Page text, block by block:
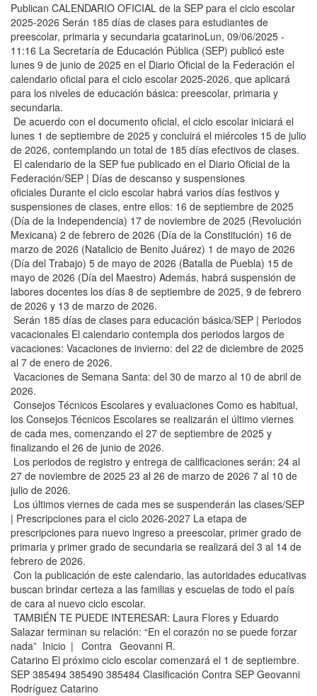
Publican CALENDARIO OFICIAL de la SEP para el ciclo escolar
2025-2026 Serán 185 días de clases para estudiantes de
preescolar, primaria y secundaria gcatarinoLun, 09/06/2025 -
11:16 La Secretaría de Educación Pública (SEP) publicó este
lunes 9 de junio de 2025 en el Diario Oficial de la Federación el
calendario oficial para el ciclo escolar 2025-2026, que aplicará
para los niveles de educación básica: preescolar, primaria y
secundaria.
De acuerdo con el documento oficial, el ciclo escolar iniciará el
lunes 1 de septiembre de 2025 y concluirá el miércoles 15 de julio
de 2026, contemplando un total de 185 días efectivos de clases.
El calendario de la SEP fue publicado en el Diario Oficial de la
Federación/SEP | Días de descanso y suspensiones
oficiales Durante el ciclo escolar habrá varios días festivos y
suspensiones de clases, entre ellos: 16 de septiembre de 2025
(Día de la Independencia) 17 de noviembre de 2025 (Revolución
Mexicana) 2 de febrero de 2026 (Día de la Constitución) 16 de
marzo de 2026 (Natalicio de Benito Juárez) 1 de mayo de 2026
(Día del Trabajo) 5 de mayo de 2026 (Batalla de Puebla) 15 de
mayo de 2026 (Día del Maestro) Además, habrá suspensión de
labores docentes los días 8 de septiembre de 2025, 9 de febrero
de 2026 y 13 de marzo de 2026.
Serán 185 días de clases para educación básica/SEP | Periodos
vacacionales El calendario contempla dos periodos largos de
vacaciones: Vacaciones de invierno: del 22 de diciembre de 2025
al 7 de enero de 2026.
Vacaciones de Semana Santa: del 30 de marzo al 10 de abril de
2026.
Consejos Técnicos Escolares y evaluaciones Como es habitual,
los Consejos Técnicos Escolares se realizarán el último viernes
de cada mes, comenzando el 27 de septiembre de 2025 y
finalizando el 26 de junio de 2026.
Los periodos de registro y entrega de calificaciones serán: 24 al
27 de noviembre de 2025 23 al 26 de marzo de 2026 7 al 10 de
julio de 2026.
Los últimos viernes de cada mes se suspenderán las clases/SEP
| Prescripciones para el ciclo 2026-2027 La etapa de
prescripciones para nuevo ingreso a preescolar, primer grado de
primaria y primer grado de secundaria se realizará del 3 al 14 de
febrero de 2026.
Con la publicación de este calendario, las autoridades educativas
buscan brindar certeza a las familias y escuelas de todo el país
de cara al nuevo ciclo escolar.
TAMBIÉN TE PUEDE INTERESAR: Laura Flores y Eduardo
Salazar terminan su relación: “En el corazón no se puede forzar
nada” Inicio | Contra Geovanni R.
Catarino El próximo ciclo escolar comenzará el 1 de septiembre.
SEP 385494 385490 385484 Clasificación Contra SEP Geovanni
Rodríguez Catarino